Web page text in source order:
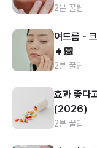
2분 꿀팁
여드름 -
👧🏻
2분 꿀팁
효과 좋다
(2026)
2분 꿀팁